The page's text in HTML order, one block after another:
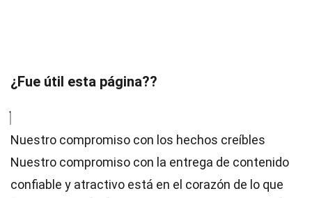
¿Fue útil esta página??
Nuestro compromiso con los hechos creíbles
Nuestro compromiso con la entrega de contenido
confiable y atractivo está en el corazón de lo que